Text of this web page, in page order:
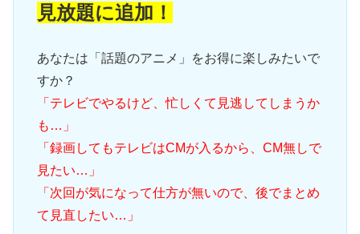
見放題に追加！
あなたは「話題のアニメ」をお得に楽しみたいで
すか？
「テレビでやるけど、忙しくて見逃してしまうか
も…」
「録画してもテレビはCMが入るから、CM無しで
見たい…」
「次回が気になって仕方が無いので、後でまとめ
て見直したい…」